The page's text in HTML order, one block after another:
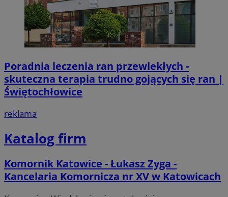
Poradnia leczenia ran przewlekłych -
skuteczna terapia trudno gojących się ran |
Świętochłowice
reklama
Katalog firm
Komornik Katowice - Łukasz Zyga -
Kancelaria Komornicza nr XV w Katowicach